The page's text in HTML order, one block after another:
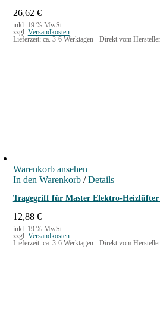
26,62 €
inkl. 19 % MwSt.
zzgl. Versandkosten
Lieferzeit: ca. 3-6 Werktagen - Direkt vom Hersteller
Warenkorb ansehen
In den Warenkorb / Details
Tragegriff für Master Elektro-Heizlüfter
12,88 €
inkl. 19 % MwSt.
zzgl. Versandkosten
Lieferzeit: ca. 3-6 Werktagen - Direkt vom Hersteller